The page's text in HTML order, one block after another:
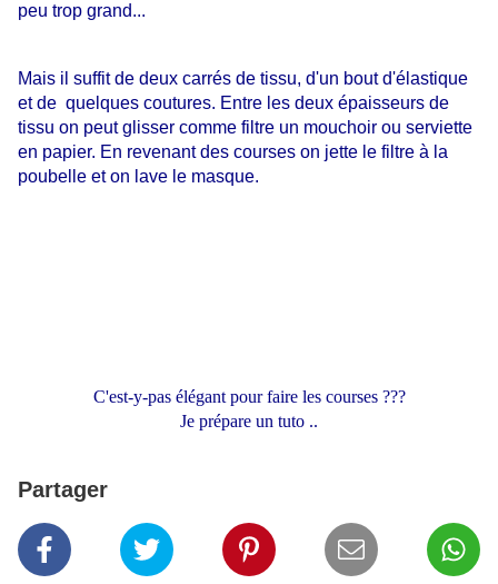
peu trop grand...
Mais il suffit de deux carrés de tissu, d'un bout d'élastique
et de quelques coutures. Entre les deux épaisseurs de
tissu on peut glisser comme filtre un mouchoir ou serviette
en papier. En revenant des courses on jette le filtre à la
poubelle et on lave le masque.
C'est-y-pas élégant pour faire les courses ???
Je prépare un tuto ..
Partager